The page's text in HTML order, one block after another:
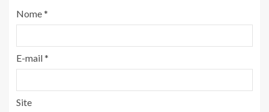
Nome*
E-mail*
Site